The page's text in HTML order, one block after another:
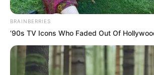
Jangan Dulu Cinta-Cintabersama sang
Baca juga: Biodata, Profil, dan Fakta
BRAINBERRIES
’90s TV Icons Who Faded Out Of